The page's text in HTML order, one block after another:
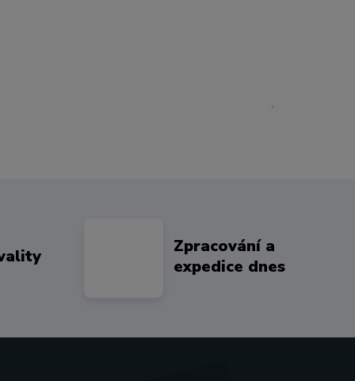
»
Zpracování a
expedice dnes